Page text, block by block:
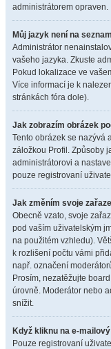
administrátorem opraven.
Můj jazyk není na
Administrátor
vašeho jazyka. Zkuste
Pokud lokalizace ve
Více informací je k
stránkách fóra dole).
Jak zobrazím obrázek
Tento obrázek se nazývá
záložkou Profil. Způsoby
administrátorovi a
pouze registrovaní
Jak změním svoje
Obecně vzato, svoje
pod vaším uživatelským
na použitém vzhledu).
k rozlišení počtu vámi
např. označení
Prosím, nezatěžujte
úrovně. Moderátor nebo
snížit.
Když kliknu na e-
Pouze registrovaní